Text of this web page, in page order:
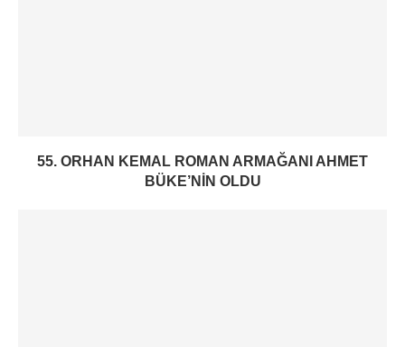
55. ORHAN KEMAL ROMAN ARMAĞANI AHMET
BÜKE’NIN OLDU